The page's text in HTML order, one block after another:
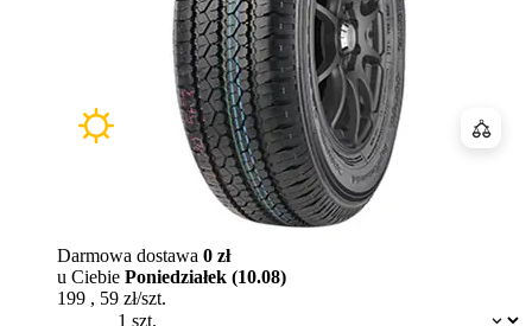
Dostępność:
Darmowa dostawa 0 zł
u Ciebie Poniedziałek (10.08)
199 , 59 zł/szt.